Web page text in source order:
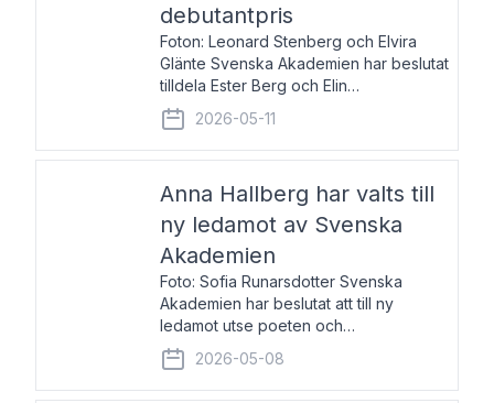
debutantpris
Foton: Leonard Stenberg och Elvira
Glänte Svenska Akademien har beslutat
tilldela Ester Berg och Elin
Michaelsdotter Svenska Akademiens
debutantpris för år 2026. Priset är
nyinstiftat och syftar till att lyfta fram
2026-05-11
Anna Hallberg har valts till
ny ledamot av Svenska
Akademien
Foto: Sofia Runarsdotter Svenska
Akademien har beslutat att till ny
ledamot utse poeten och
litteraturkritikern Anna Hallberg. Hon
efterträder poeten Tua Forsström på
stol 18 och kommer att ta sitt inträde vid
2026-05-08